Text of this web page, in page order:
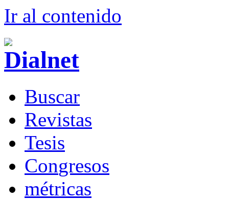
Ir al contenido
Buscar
Revistas
Tesis
Congresos
métricas